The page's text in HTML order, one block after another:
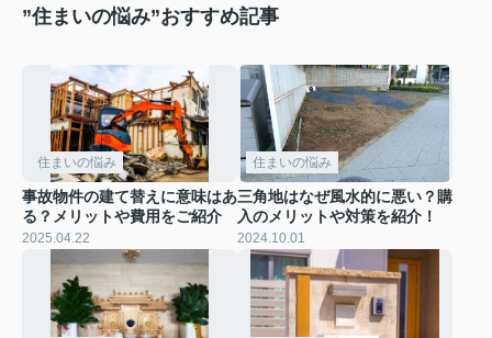
”住まいの悩み”おすすめ記事
住まいの悩み
事故物件の建て替えに意味はあ
る？メリットや費用をご紹介
2025.04.22
住まいの悩み
三角地はなぜ風水的に悪い？購
入のメリットや対策を紹介！
2024.10.01